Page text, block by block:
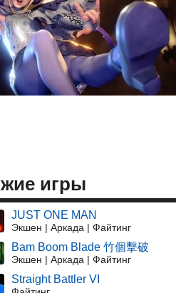
игры
JUST ONE MAN
Экшен | Аркада | Файтинг
Bam Boom Blade 竹個擊破
Экшен | Аркада | Файтинг
Straight Battler VI